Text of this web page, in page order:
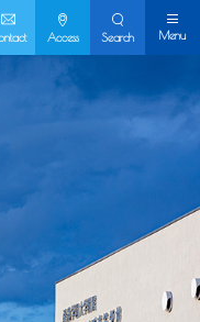
Access Search Menu